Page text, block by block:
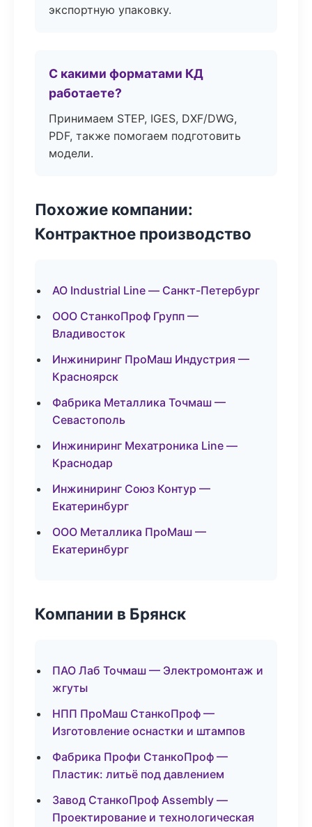
экспортную упаковку.
С какими форматами КД
работаете?
Принимаем STEP, IGES, DXF/DWG,
PDF, также помогаем подготовить
модели.
Похожие компании:
Контрактное производство
АО Industrial Line — Санкт-Петербург
ООО СтанкоПроф Групп —
Владивосток
Инжиниринг ПроМаш Индустрия —
Красноярск
Фабрика Металлика Точмаш —
Севастополь
Инжиниринг Мехатроника Line —
Краснодар
Инжиниринг Союз Контур —
Екатеринбург
ООО Металлика ПроМаш —
Екатеринбург
Компании в Брянск
ПАО Лаб Точмаш — Электромонтаж и
жгуты
НПП ПроМаш СтанкоПроф —
Изготовление оснастки и штампов
Фабрика Профи СтанкоПроф —
Пластик: литьё под давлением
Завод СтанкоПроф Assembly —
Проектирование и технологическая